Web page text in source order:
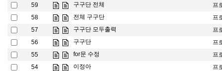
59
구구단 전체
프
58
전체 구구단
프
57
구구단 모두출력
프
56
구구단
프
55
for문 수정
프
54
이정아
프